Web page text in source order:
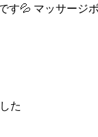
す💦 マッサージ
た